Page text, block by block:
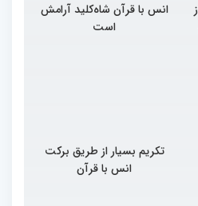
انس با قرآن شاه‌کلید آرامش
است
تکریم بسیار از طریق برکت
انس با قرآن